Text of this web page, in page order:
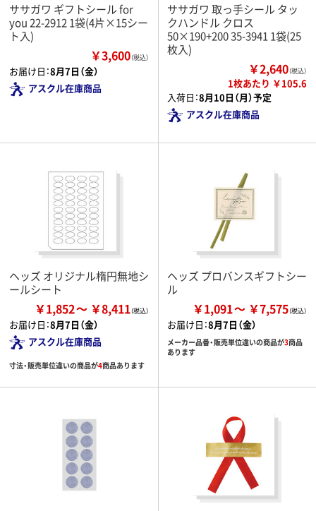
ササガワ ギフトシール for
you 22-2912 1袋(4片×15シー
ト入)
￥3,600（税込）
お届け日：8月7日（金）
アスクル在庫商品
ササガワ 取っ手シール タッ
クハンドル クロス
50×190+200 35-3941 1袋(25
枚入)
￥2,640（税込）
1枚あたり ￥105.6
入荷日：8月10日（月）予定
アスクル在庫商品
ヘッズ オリジナル楕円無地シ
ールシート
￥1,852 ￥8,411
お届け日：8月7日（金）
アスクル在庫商品
寸法・販売単位違いの商品が4商品あります
ヘッズ プロバンスギフトシー
ル
￥1,091 ￥7,575
お届け日：8月7日（金）
メーカー品番・販売単位違いの商品が3商品
あります